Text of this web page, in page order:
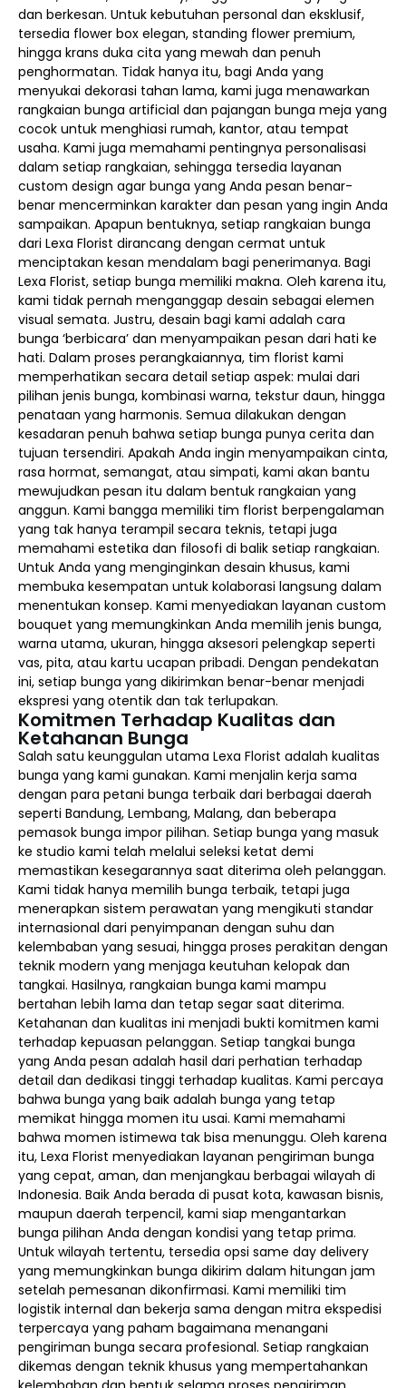
dan berkesan. Untuk kebutuhan personal dan eksklusif,
tersedia flower box elegan, standing flower premium,
hingga krans duka cita yang mewah dan penuh
penghormatan. Tidak hanya itu, bagi Anda yang
menyukai dekorasi tahan lama, kami juga menawarkan
rangkaian bunga artificial dan pajangan bunga meja yang
cocok untuk menghiasi rumah, kantor, atau tempat
usaha. Kami juga memahami pentingnya personalisasi
dalam setiap rangkaian, sehingga tersedia layanan
custom design agar bunga yang Anda pesan benar-
benar mencerminkan karakter dan pesan yang ingin Anda
sampaikan. Apapun bentuknya, setiap rangkaian bunga
dari Lexa Florist dirancang dengan cermat untuk
menciptakan kesan mendalam bagi penerimanya. Bagi
Lexa Florist, setiap bunga memiliki makna. Oleh karena itu,
kami tidak pernah menganggap desain sebagai elemen
visual semata. Justru, desain bagi kami adalah cara
bunga ‘berbicara’ dan menyampaikan pesan dari hati ke
hati. Dalam proses perangkaiannya, tim florist kami
memperhatikan secara detail setiap aspek: mulai dari
pilihan jenis bunga, kombinasi warna, tekstur daun, hingga
penataan yang harmonis. Semua dilakukan dengan
kesadaran penuh bahwa setiap bunga punya cerita dan
tujuan tersendiri. Apakah Anda ingin menyampaikan cinta,
rasa hormat, semangat, atau simpati, kami akan bantu
mewujudkan pesan itu dalam bentuk rangkaian yang
anggun. Kami bangga memiliki tim florist berpengalaman
yang tak hanya terampil secara teknis, tetapi juga
memahami estetika dan filosofi di balik setiap rangkaian.
Untuk Anda yang menginginkan desain khusus, kami
membuka kesempatan untuk kolaborasi langsung dalam
menentukan konsep. Kami menyediakan layanan custom
bouquet yang memungkinkan Anda memilih jenis bunga,
warna utama, ukuran, hingga aksesori pelengkap seperti
vas, pita, atau kartu ucapan pribadi. Dengan pendekatan
ini, setiap bunga yang dikirimkan benar-benar menjadi
ekspresi yang otentik dan tak terlupakan.
Komitmen Terhadap Kualitas dan
Ketahanan Bunga
Salah satu keunggulan utama Lexa Florist adalah kualitas
bunga yang kami gunakan. Kami menjalin kerja sama
dengan para petani bunga terbaik dari berbagai daerah
seperti Bandung, Lembang, Malang, dan beberapa
pemasok bunga impor pilihan. Setiap bunga yang masuk
ke studio kami telah melalui seleksi ketat demi
memastikan kesegarannya saat diterima oleh pelanggan.
Kami tidak hanya memilih bunga terbaik, tetapi juga
menerapkan sistem perawatan yang mengikuti standar
internasional dari penyimpanan dengan suhu dan
kelembaban yang sesuai, hingga proses perakitan dengan
teknik modern yang menjaga keutuhan kelopak dan
tangkai. Hasilnya, rangkaian bunga kami mampu
bertahan lebih lama dan tetap segar saat diterima.
Ketahanan dan kualitas ini menjadi bukti komitmen kami
terhadap kepuasan pelanggan. Setiap tangkai bunga
yang Anda pesan adalah hasil dari perhatian terhadap
detail dan dedikasi tinggi terhadap kualitas. Kami percaya
bahwa bunga yang baik adalah bunga yang tetap
memikat hingga momen itu usai. Kami memahami
bahwa momen istimewa tak bisa menunggu. Oleh karena
itu, Lexa Florist menyediakan layanan pengiriman bunga
yang cepat, aman, dan menjangkau berbagai wilayah di
Indonesia. Baik Anda berada di pusat kota, kawasan bisnis,
maupun daerah terpencil, kami siap mengantarkan
bunga pilihan Anda dengan kondisi yang tetap prima.
Untuk wilayah tertentu, tersedia opsi same day delivery
yang memungkinkan bunga dikirim dalam hitungan jam
setelah pemesanan dikonfirmasi. Kami memiliki tim
logistik internal dan bekerja sama dengan mitra ekspedisi
terpercaya yang paham bagaimana menangani
pengiriman bunga secara profesional. Setiap rangkaian
dikemas dengan teknik khusus yang mempertahankan